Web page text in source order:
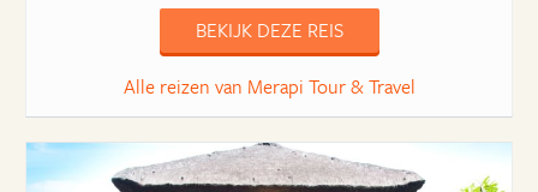
BEKIJK DEZE REIS
Alle reizen van Merapi Tour & Travel